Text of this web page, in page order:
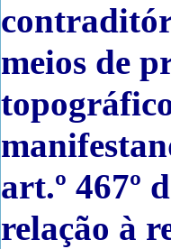
meios de
art.º 467º
relação à